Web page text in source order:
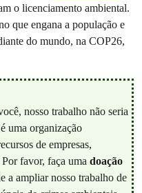
o licenciamento ambiental.
que engana a população e
do mundo, na COP26,
nosso trabalho não seria
uma organização
de empresas,
favor, faça uma doação
a ampliar nosso trabalho de